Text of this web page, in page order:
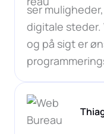
ser
digitale steder.
og på sigt er